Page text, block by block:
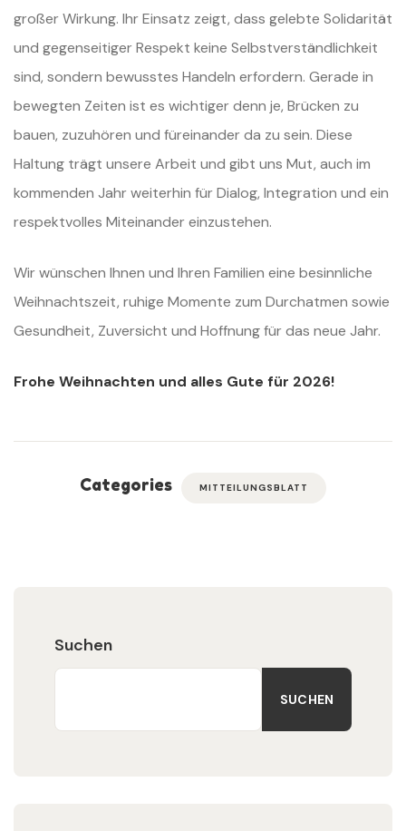
großer Wirkung. Ihr Einsatz zeigt, dass gelebte Solidarität
und gegenseitiger Respekt keine Selbstverständlichkeit
sind, sondern bewusstes Handeln erfordern. Gerade in
bewegten Zeiten ist es wichtiger denn je, Brücken zu
bauen, zuzuhören und füreinander da zu sein. Diese
Haltung trägt unsere Arbeit und gibt uns Mut, auch im
kommenden Jahr weiterhin für Dialog, Integration und ein
respektvolles Miteinander einzustehen.
Wir wünschen Ihnen und Ihren Familien eine besinnliche
Weihnachtszeit, ruhige Momente zum Durchatmen sowie
Gesundheit, Zuversicht und Hoffnung für das neue Jahr.
Frohe Weihnachten und alles Gute für 2026!
Categories MITTEILUNGSBLATT
Suchen
SUCHEN